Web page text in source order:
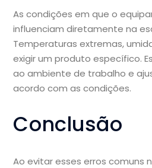
As condições em que o
influenciam diretamente na
Temperaturas extremas,
exigir um produto específico.
ao ambiente de trabalho e
acordo com as condições.
Conclusão
Ao evitar esses erros comuns